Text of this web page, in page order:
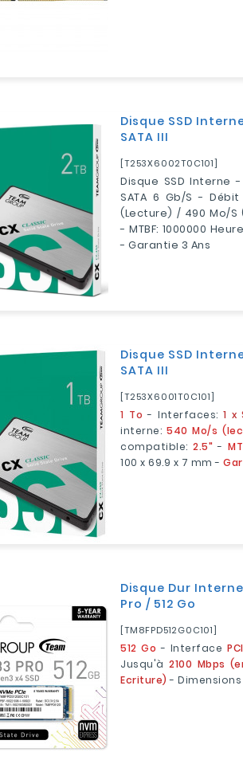
Disque SSD
SATA III
[T253X6002T0C101]
Disque SSD Interne
SATA 6 Gb/s -
(lecture) / 490 Mo/s
- MTBF: 1000000
- Garantie 3 Ans
Disque SSD
SATA III
[T253X6001T0C101]
1 To - Interfaces: 1 x
interne:540 Mo/s
compatible: 2.5" -
100 x 69.9 x 7 mm -
Disque Dur Interne
Pro / 512 Go
[TM8FPD512G0C101]
512 Go - Interface
Jusqu'à2100 Mbps
Ecriture) - Dimensions